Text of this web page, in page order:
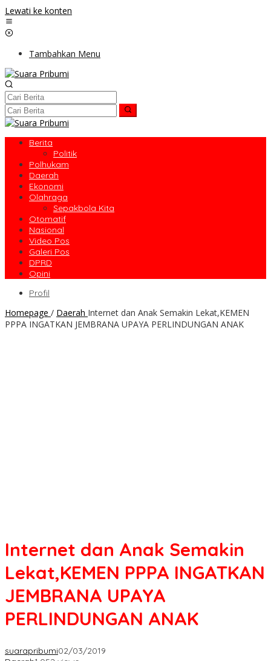
Lewati ke konten
Tambahkan Menu
Berita
Politik
Polhukam
Daerah
Ekonomi
Olahraga
Sepakbola Kita
Otomatif
Nasional
Video Pos
Galeri Pos
DPRD
Opini
Profil
Homepage / Daerah Internet dan Anak Semakin Lekat,KEMEN
PPPA INGATKAN JEMBRANA UPAYA PERLINDUNGAN ANAK
Internet dan Anak Semakin
Lekat,KEMEN PPPA INGATKAN
JEMBRANA UPAYA
PERLINDUNGAN ANAK
suarapribumi02/03/2019